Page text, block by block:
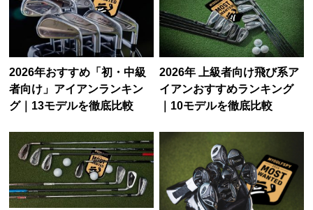
2026年おすすめ「初・中級
者向け」アイアンランキン
グ｜13モデルを徹底比較
2026年 上級者向け飛び系ア
イアンおすすめランキング
｜10モデルを徹底比較